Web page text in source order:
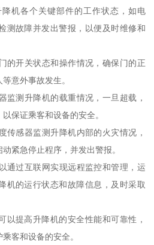
机各个关键部件的工作状态，如电
测故障并发出警报，以便及时维修和
的开关状态和操作情况，确保门的正
意外事故发生。
监测升降机的载重情况，一旦超载，
保证乘客和设备的安全。
传感器监测升降机内部的火灾情况，
紧急停止程序，并发出警报。
通过互联网实现远程监控和管理，运
机的运行状态和故障信息，及时采取
以提高升降机的安全性能和可靠性，
客和设备的安全。